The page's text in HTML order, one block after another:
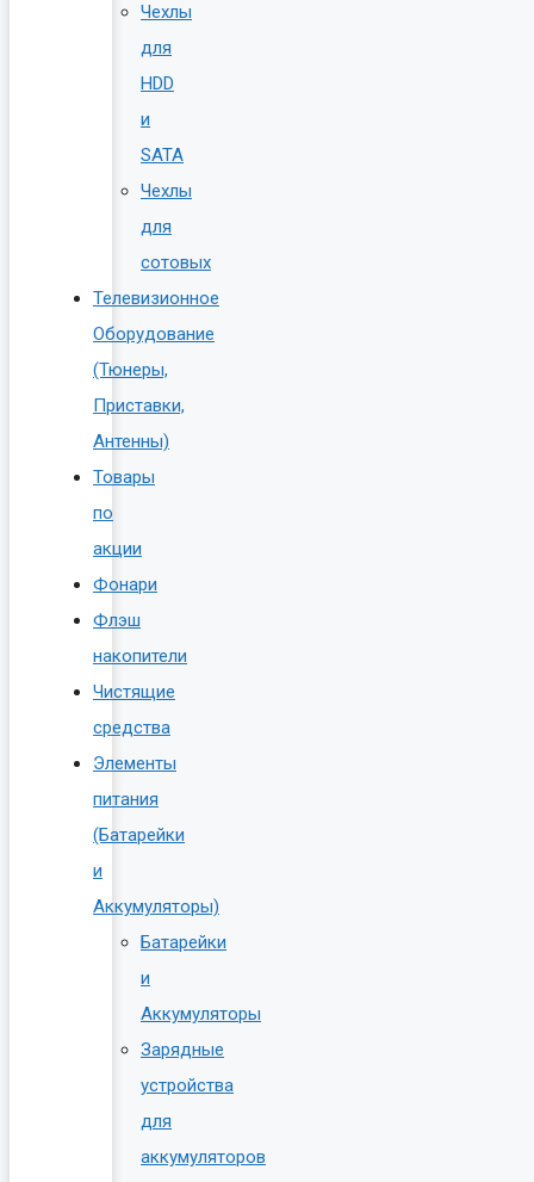
Чехлы
для
HDD
и
SATA
Чехлы
для
сотовых
Телевизионное
Оборудование
(Тюнеры,
Приставки,
Антенны)
Товары
по
акции
Фонари
Флэш
накопители
Чистящие
средства
Элементы
питания
(Батарейки
и
Аккумуляторы)
Батарейки
и
Аккумуляторы
Зарядные
устройства
для
аккумуляторов